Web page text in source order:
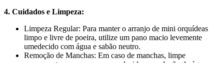
4. Cuidados e Limpeza:
Limpeza Regular: Para manter o arranjo de mini orquídeas
limpo e livre de poeira, utilize um pano macio levemente
umedecido com água e sabão neutro.
Remoção de Manchas: Em caso de manchas, limpe